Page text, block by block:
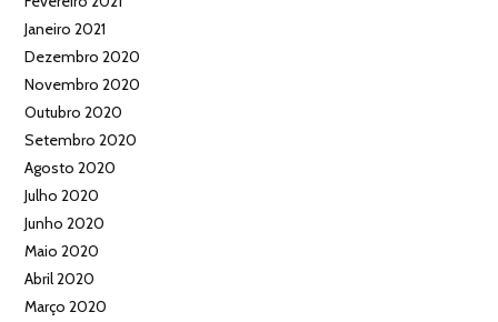
Janeiro 2021
Dezembro 2020
Novembro 2020
Outubro 2020
Setembro 2020
Agosto 2020
Julho 2020
Junho 2020
Maio 2020
Abril 2020
Março 2020